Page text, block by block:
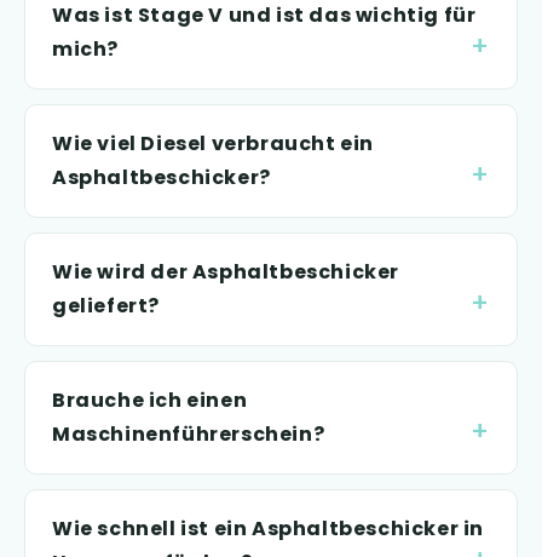
Was ist Stage V und ist das wichtig für
mich?
Wie viel Diesel verbraucht ein
Asphaltbeschicker?
Wie wird der Asphaltbeschicker
geliefert?
Brauche ich einen
Maschinenführerschein?
Wie schnell ist ein Asphaltbeschicker in